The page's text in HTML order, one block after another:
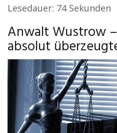
Lesedauer: 74 Sekunden
Anwalt Wustrow
absolut